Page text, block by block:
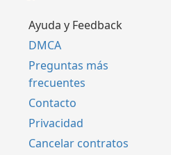
Ayuda y Feedback
DMCA
Preguntas más
frecuentes
Contacto
Privacidad
Cancelar contratos